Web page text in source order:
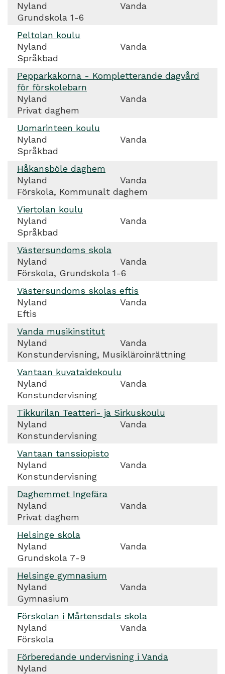
Nyland
Vanda
Grundskola 1-6
Peltolan koulu
Nyland
Vanda
Språkbad
Pepparkakorna - Kompletterande dagvård
för förskolebarn
Nyland
Vanda
Privat daghem
Uomarinteen koulu
Nyland
Vanda
Språkbad
Håkansböle daghem
Nyland
Vanda
Förskola, Kommunalt daghem
Viertolan koulu
Nyland
Vanda
Språkbad
Västersundoms skola
Nyland
Vanda
Förskola, Grundskola 1-6
Västersundoms skolas eftis
Nyland
Vanda
Eftis
Vanda musikinstitut
Nyland
Vanda
Konstundervisning, Musikläroinrättning
Vantaan kuvataidekoulu
Nyland
Vanda
Konstundervisning
Tikkurilan Teatteri- ja Sirkuskoulu
Nyland
Vanda
Konstundervisning
Vantaan tanssiopisto
Nyland
Vanda
Konstundervisning
Daghemmet Ingefära
Nyland
Vanda
Privat daghem
Helsinge skola
Nyland
Vanda
Grundskola 7-9
Helsinge gymnasium
Nyland
Vanda
Gymnasium
Förskolan i Mårtensdals skola
Nyland
Vanda
Förskola
Förberedande undervisning i Vanda
Nyland